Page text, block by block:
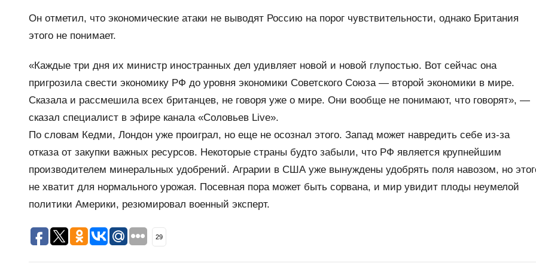
Он отметил, что экономические атаки не выводят Россию на порог чувствительности, однако Британия
этого не понимает.
«Каждые три дня их министр иностранных дел удивляет новой и новой глупостью. Вот сейчас она
пригрозила свести экономику РФ до уровня экономики Советского Союза — второй экономики в мире.
Сказала и рассмешила всех британцев, не говоря уже о мире. Они вообще не понимают, что говорят», —
сказал специалист в эфире канала «Соловьев Live».
По словам Кедми, Лондон уже проиграл, но еще не осознал этого. Запад может навредить себе из-за
отказа от закупки важных ресурсов. Некоторые страны будто забыли, что РФ является крупнейшим
производителем минеральных удобрений. Аграрии в США уже вынуждены удобрять поля навозом, но
не хватит для нормального урожая. Посевная пора может быть сорвана, и мир увидит плоды неумелой
политики Америки, резюмировал военный эксперт.
29